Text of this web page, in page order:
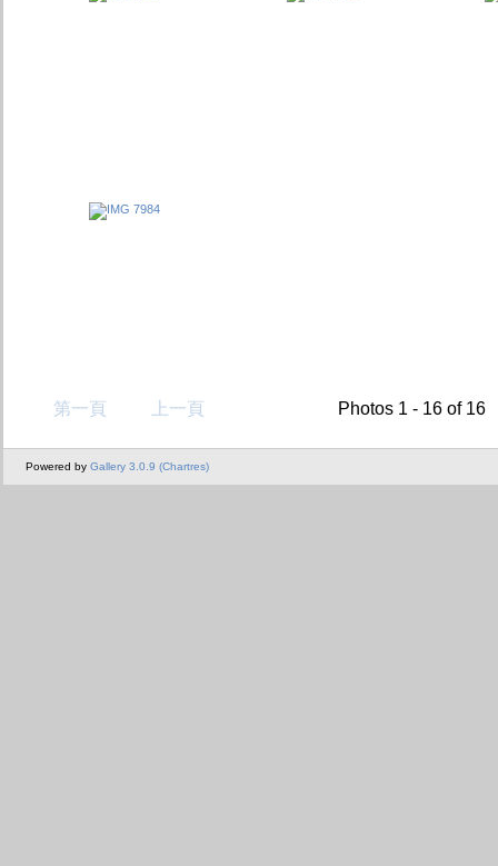
第一頁 上一頁 Photos 1 - 16 of 16
Powered by Gallery 3.0.9 (Chartres)